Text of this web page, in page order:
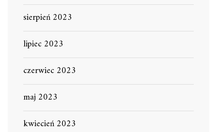
sierpień 2023
lipiec 2023
czerwiec 2023
maj 2023
kwiecień 2023